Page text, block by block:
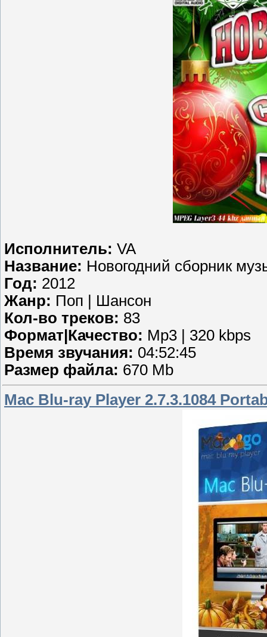
Исполнитель: VA
Название: Новогодний сборник
Год: 2012
Жанр: Поп | Шансон
Кол-во треков: 83
Формат|Качество: Mp3 | 320 kbps
Время звучания: 04:52:45
Размер файла: 670 Mb
Mac Blu-ray Player 2.7.3.1084